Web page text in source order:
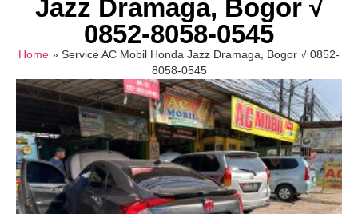
Jazz Dramaga, Bogor √
0852-8058-0545
Home » Service AC Mobil Honda Jazz Dramaga, Bogor √ 0852-
8058-0545